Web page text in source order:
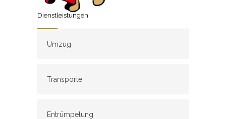
Dienstleistungen
Umzug
Transporte
Entrümpelung